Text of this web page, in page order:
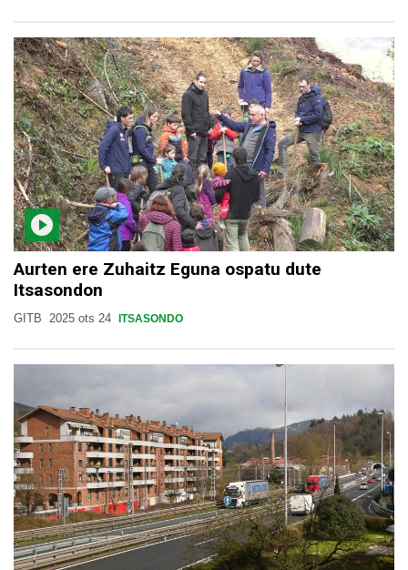
Aurten ere Zuhaitz Eguna ospatu dute
Itsasondon
GITB 2025 ots 24 ITSASONDO